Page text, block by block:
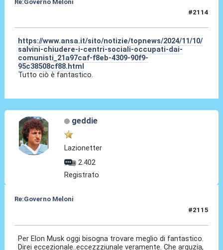
Re:Governo Meloni
#2114
https://www.ansa.it/sito/notizie/topnews/2024/11/10/
salvini-chiudere-i-centri-sociali-occupati-dai-
comunisti_21a97caf-f8eb-4309-90f9-
95c38508cf88.html
Tutto ciò è fantastico.
geddie
Lazionetter
2.402
Registrato
Re:Governo Meloni
#2115
Per Elon Musk oggi bisogna trovare meglio di fantastico.
Direi eccezionale..eccezzziunale veramente. Che arguzia,